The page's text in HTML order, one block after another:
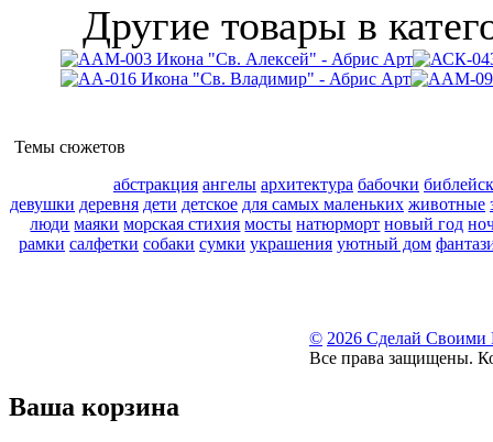
Другие товары в
Темы сюжетов
абстракция ангелы архитектура бабочки
девушки деревня дети детское для самых маленьких животные
люди маяки морская стихия мосты натюрморт новый год
рамки салфетки собаки сумки украшения уютный дом
© 2026 Сделай Своими
Все права защищены.
Ваша корзина